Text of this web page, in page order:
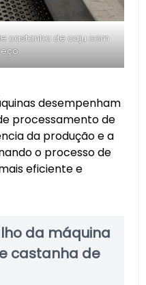
castanha de caju com
desempenham
processamento de
da produção e a
o processo de
eficiente e
da máquina
castanha de